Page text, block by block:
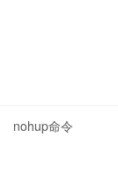
nohup命令